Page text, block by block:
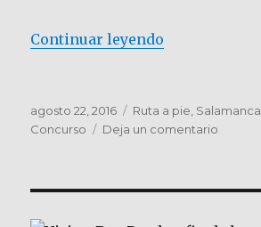
Continuar leyendo
Publicado
el
agosto 22, 2016 Categorías
Ruta a pie Salamanca
Concurso
Deja un comentario